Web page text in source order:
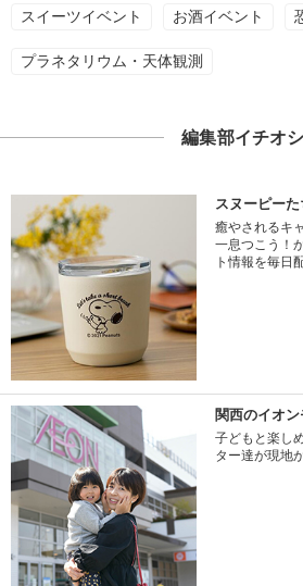
スイーツイベント お酒イベント
プラネタリウム・天体観測
編集部イチオシ
スヌーピー
癒やされるキ
一息つこう！
ト情報を毎日
関西のイオン
子どもと楽し
ター達が現地